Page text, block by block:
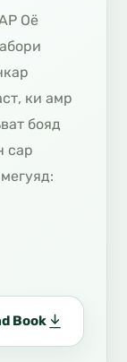
Оё
ки амр
бояд
сар
Book